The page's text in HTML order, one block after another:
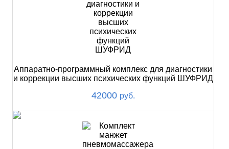
Аппаратно-программный комплекс для диагностики
и коррекции высших психических функций ШУФРИД
42000 руб.